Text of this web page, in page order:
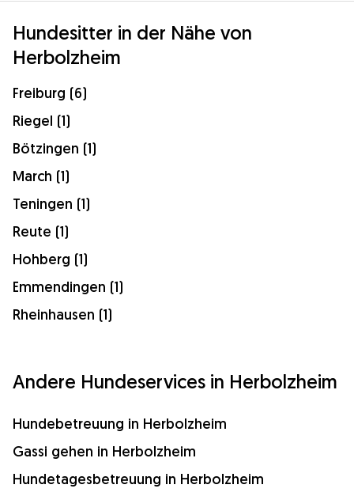
Hundesitter in der Nähe von
Herbolzheim
Freiburg (6)
Riegel (1)
Bötzingen (1)
March (1)
Teningen (1)
Reute (1)
Hohberg (1)
Emmendingen (1)
Rheinhausen (1)
Andere Hundeservices in Herbolzheim
Hundebetreuung in Herbolzheim
Gassi gehen in Herbolzheim
Hundetagesbetreuung in Herbolzheim